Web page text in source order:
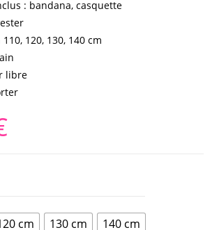
: bandana, casquette
120, 130, 140 cm
libre
cm 130 cm 140 cm